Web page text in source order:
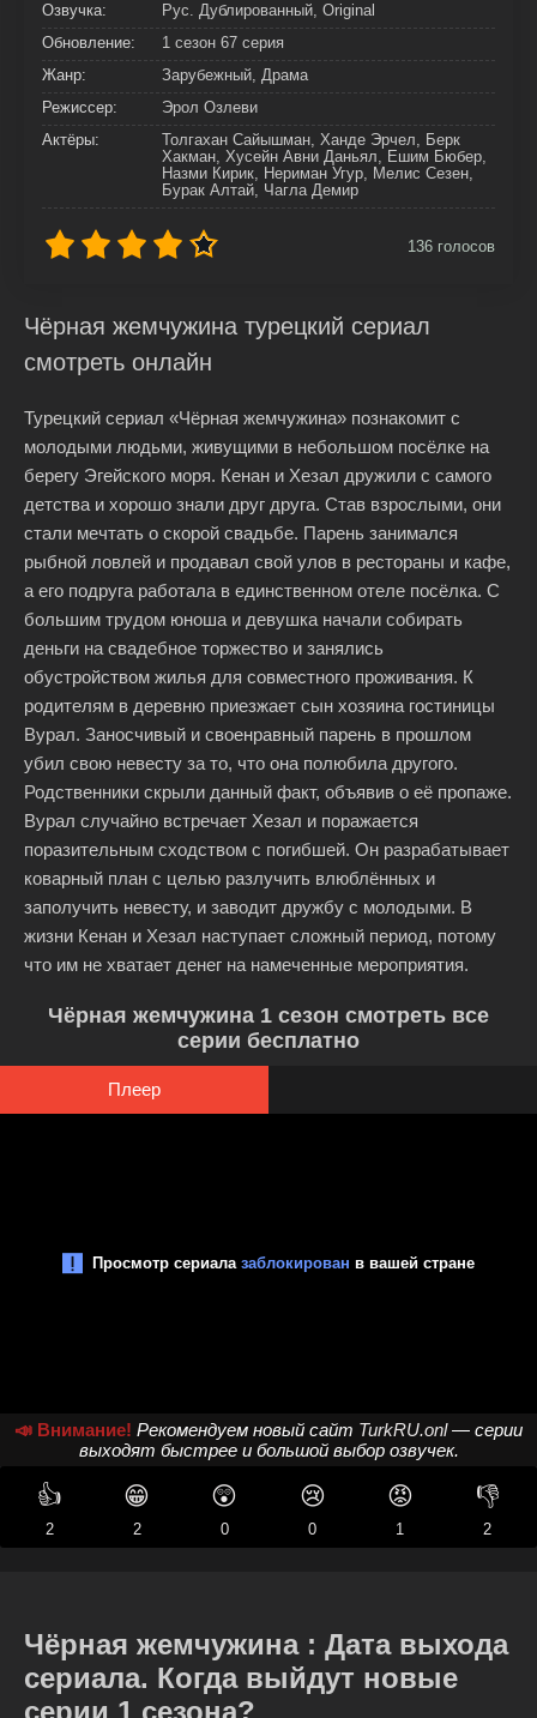
Озвучка:
Рус. Дублированный, Original
Обновление:
1 сезон 67 серия
Жанр:
Зарубежный, Драма
Режиссер:
Эрол Озлеви
Актёры:
Толгахан Сайышман, Ханде Эрчел, Берк
Хакман, Хусейн Авни Даньял, Ешим Бюбер,
Назми Кирик, Нериман Угур, Мелис Сезен,
Бурак Алтай, Чагла Демир
136 голосов
Чёрная жемчужина турецкий сериал
смотреть онлайн
Турецкий сериал «Чёрная жемчужина» познакомит с
молодыми людьми, живущими в небольшом посёлке на
берегу Эгейского моря. Кенан и Хезал дружили с самого
детства и хорошо знали друг друга. Став взрослыми, они
стали мечтать о скорой свадьбе. Парень занимался
рыбной ловлей и продавал свой улов в рестораны и кафе,
а его подруга работала в единственном отеле посёлка. С
большим трудом юноша и девушка начали собирать
деньги на свадебное торжество и занялись
обустройством жилья для совместного проживания. К
родителям в деревню приезжает сын хозяина гостиницы
Вурал. Заносчивый и своенравный парень в прошлом
убил свою невесту за то, что она полюбила другого.
Родственники скрыли данный факт, объявив о её пропаже.
Вурал случайно встречает Хезал и поражается
поразительным сходством с погибшей. Он разрабатывает
коварный план с целью разлучить влюблённых и
заполучить невесту, и заводит дружбу с молодыми. В
жизни Кенан и Хезал наступает сложный период, потому
что им не хватает денег на намеченные мероприятия.
Чёрная жемчужина 1 сезон смотреть все
серии бесплатно
Плеер
📣 Внимание! Рекомендуем новый сайт TurkRU.onl— серии
выходят быстрее и большой выбор озвучек.
👍
2
😁
2
😲
0
😢
0
😡
1
👎
2
Чёрная жемчужина : Дата выхода
сериала. Когда выйдут новые
серии 1 сезона?